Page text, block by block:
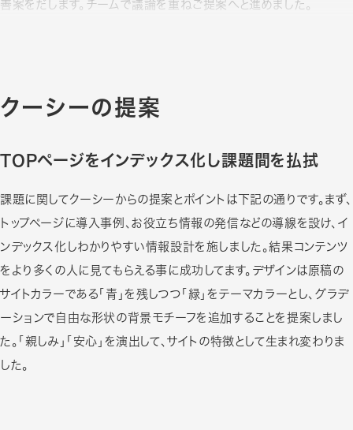
善案をだします。チームで議論を重ねご提案へと進めました。
クーシーの提案
TOPページをインデックス化し課題間を払拭
課題に関してクーシーからの提案とポイントは下記の通りです。まず、
トップページに導入事例、お役立ち情報の発信などの導線を設け、イ
ンデックス化しわかりやすい情報設計を施しました。結果コンテンツ
をより多くの人に見てもらえる事に成功してます。デザインは原稿の
サイトカラーである「青」を残しつつ「緑」をテーマカラーとし、グラデ
ーションで自由な形状の背景モチーフを追加することを提案しまし
た。「親しみ」「安心」を演出して、サイトの特徴として生まれ変わりま
した｡